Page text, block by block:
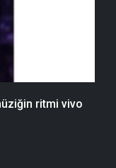
ritmi vivo